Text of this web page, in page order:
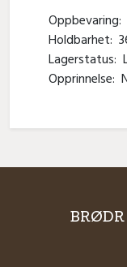
Oppbevaring:
Holdbarhet:
Lagerstatus:
Opprinnelse: